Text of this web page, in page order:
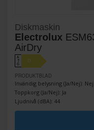
Diskmaskin
Electrolux
AirDry
A
↑
G
D
PRODUKTBLAD
Invändig belysning (Ja/Nej): Nej
Toppkorg (Ja/Nej): Ja
Ljudnivå (dBA): 44